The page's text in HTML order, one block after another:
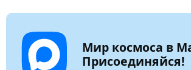
Мир космоса в
Присоединяйся!